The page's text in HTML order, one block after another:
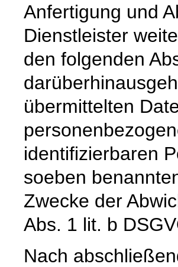
Anfertigung und
Dienstleister
den folgenden
übermittelten
identifizierbaren
soeben
Zwecke der
Abs. 1 lit. b
Nach